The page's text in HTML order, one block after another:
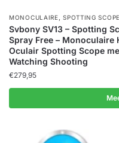
MONOCULAIRE,SPOTTING
Svbony SV13 – Spotting
Spray Free – Monoculaire
Oculair Spotting Scope
Watching Shooting
€279,95